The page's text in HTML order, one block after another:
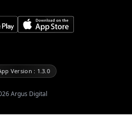
Version : 1.3.0
Argus Digital